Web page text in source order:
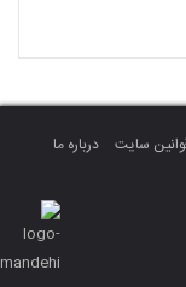
سایت
درباره ما